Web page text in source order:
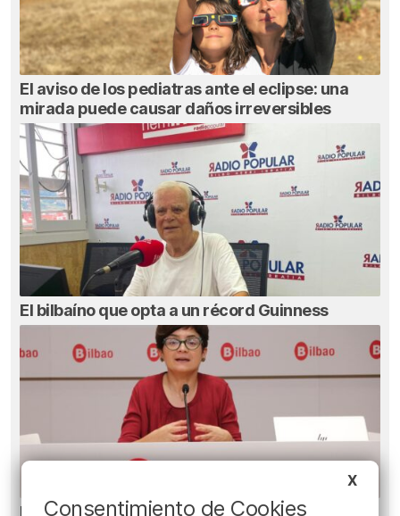
El aviso de los pediatras ante el eclipse: una
mirada puede causar daños irreversibles
El bilbaíno que opta a un récord Guinness
EH Bildu Bilbao propone elevar la tasa turística
X
Consentimiento de Cookies